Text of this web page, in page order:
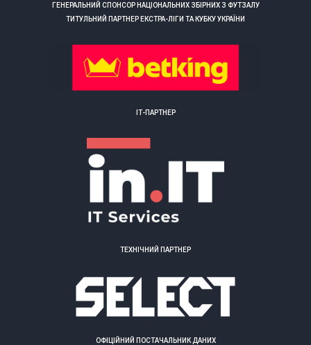
ГЕНЕРАЛЬНИЙ СПОНСОР НАЦІОНАЛЬНИХ ЗБІРНИХ З ФУТЗАЛУ
ТИТУЛЬНИЙ ПАРТНЕР ЕКСТРА-ЛІГИ ТА КУБКУ УКРАЇНИ
ІТ-ПАРТНЕР
ТЕХНІЧНИЙ ПАРТНЕР
ОФІЦІЙНИЙ ПОСТАЧАЛЬНИК ДАНИХ